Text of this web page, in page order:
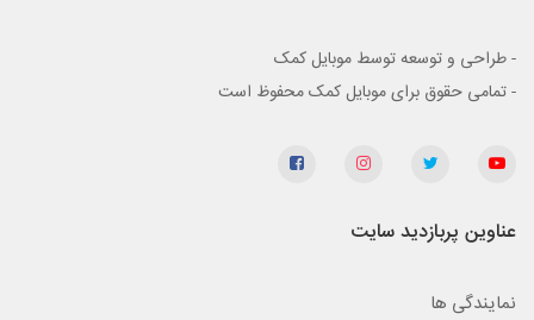
- طراحی و توسعه توسط موبایل کمک
- تمامی حقوق برای موبایل کمک محفوظ است
عناوین پربازدید سایت
نمایندگی ها